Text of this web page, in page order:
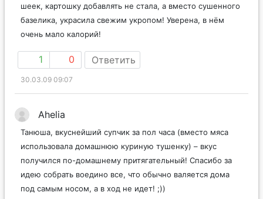
шеек, картошку добавлять не стала, а вместо сушенного
базелика, украсила свежим укропом! Уверена, в нём
очень мало калорий!
1 0 Ответить
30.03.09 09:07
Ahelia
Танюша, вкуснейший супчик за пол часа (вместо мяса
использовала домашнюю куриную тушенку) – вкус
получился по-домашнему притягательный! Спасибо за
идею собрать воедино все, что обычно валяется дома
под самым носом, а в ход не идет! ;))